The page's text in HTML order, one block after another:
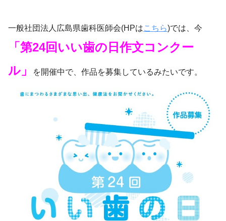
一般社団法人広島県歯科医師会(HPはこちら)では、今
「第24回いい歯の日作文コンクー
ル」
を開催中で、作品を募集しているみたいです。